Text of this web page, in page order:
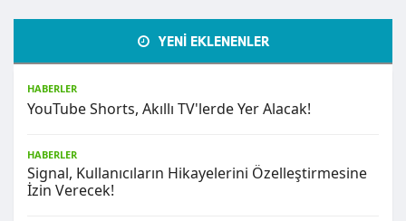
YENİ EKLENENLER
HABERLER
YouTube Shorts, Akıllı TV'lerde Yer Alacak!
HABERLER
Signal, Kullanıcıların Hikayelerini Özelleştirmesine
İzin Verecek!